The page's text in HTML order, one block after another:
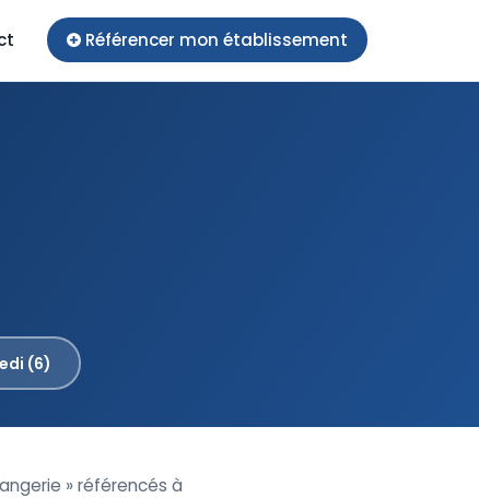
Référencer mon établissement
(6)
» référencés à